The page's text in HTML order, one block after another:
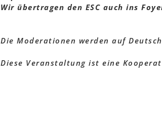
Wir übertragen den ESC auch ins
Die Moderationen werden auf
Diese Veranstaltung ist eine